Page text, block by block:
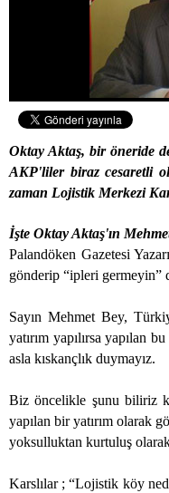
Oktay Aktaş, bir öneride
AKP'liler biraz cesaretli
zaman Lojistik Merkezi
İşte Oktay Aktaş'ın
Palandöken Gazetesi
gönderip “ipleri germeyin”
Sayın Mehmet Bey,
yatırım yapılırsa yapılan
asla kıskançlık duymayız.
Biz öncelikle şunu biliriz
yapılan bir yatırım olarak
yoksulluktan kurtuluş
Karslılar ; “Lojistik köy